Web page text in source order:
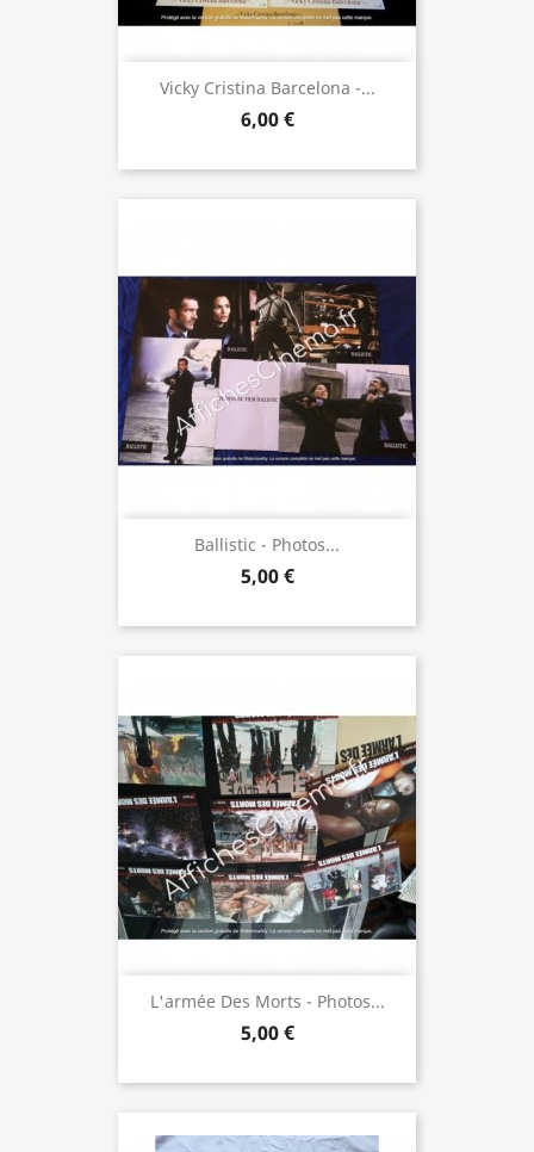
Vicky Cristina Barcelona -...
6,00 €
Ballistic - Photos...
5,00 €
L'armée Des Morts - Photos...
5,00 €